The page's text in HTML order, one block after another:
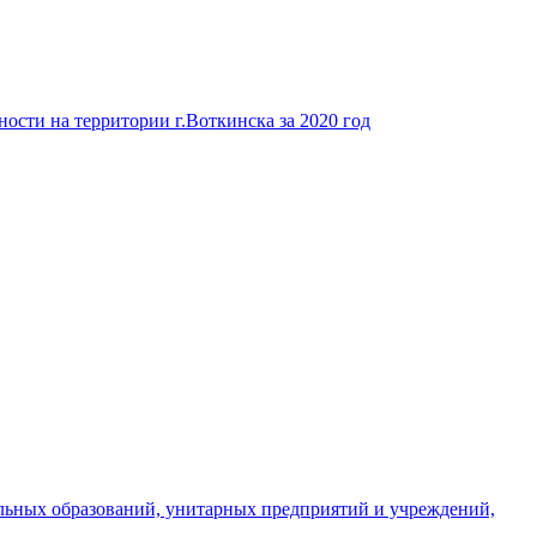
на территории г.Воткинска за 2020 год
образований, унитарных предприятий и учреждений,